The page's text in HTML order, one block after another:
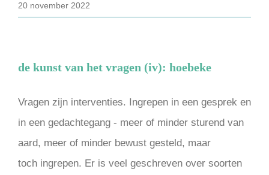
20 november 2022
de kunst van het vragen (iv): hoebeke
Vragen zijn interventies. Ingrepen in een gesprek en
in een gedachtegang - meer of minder sturend van
aard, meer of minder bewust gesteld, maar
toch ingrepen. Er is veel geschreven over soorten